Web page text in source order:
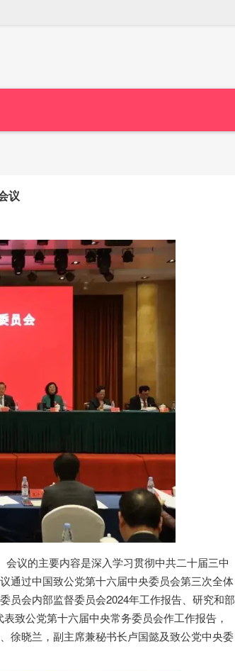
议
议的主要内容是深入学习贯彻中共二十届三中
通过中国致公党第十六届中央委员会第三次全体
员会内部监督委员会2024年工作报告、研究和部
致公党第十六届中央常务委员会作工作报告，
徐晓兰，副主席兼秘书长卢国懿及致公党中央委